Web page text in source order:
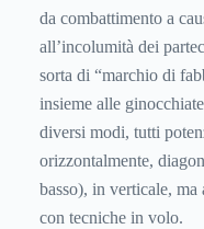
da combattimento a
all’incolumità dei
sorta di “marchio di
insieme alle
diversi modi, tutti
orizzontalmente,
basso), in verticale,
con tecniche in volo.